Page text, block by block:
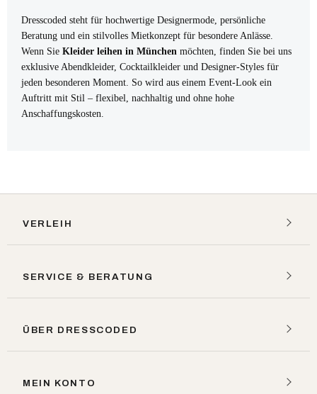
Dresscoded steht für hochwertige Designermode, persönliche
Beratung und ein stilvolles Mietkonzept für besondere Anlässe.
Wenn Sie Kleider leihen in München möchten, finden Sie bei uns
exklusive Abendkleider, Cocktailkleider und Designer-Styles für
jeden besonderen Moment. So wird aus einem Event-Look ein
Auftritt mit Stil – flexibel, nachhaltig und ohne hohe
Anschaffungskosten.
VERLEIH
SERVICE & BERATUNG
ÜBER DRESSCODED
MEIN KONTO